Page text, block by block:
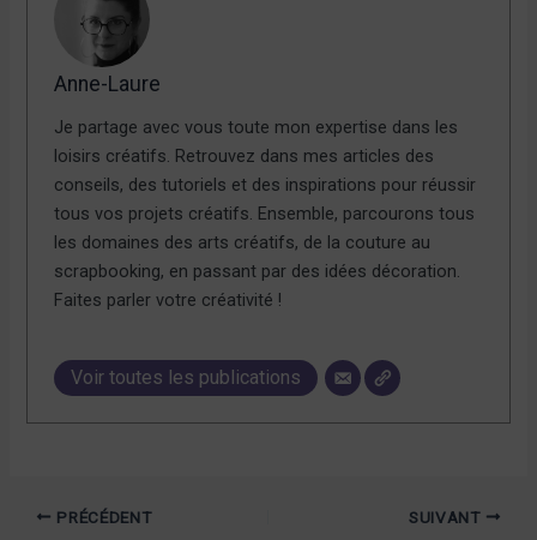
Anne-Laure
Je partage avec vous toute mon expertise dans les
loisirs créatifs. Retrouvez dans mes articles des
conseils, des tutoriels et des inspirations pour réussir
tous vos projets créatifs. Ensemble, parcourons tous
les domaines des arts créatifs, de la couture au
scrapbooking, en passant par des idées décoration.
Faites parler votre créativité !
Voir toutes les publications
PRÉCÉDENT SUIVANT